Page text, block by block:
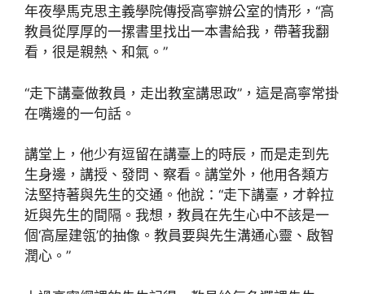
年夜學馬克思主義學院傳授高寧辦公室的情形，“高
教員從厚厚的一摞書里找出一本書給我，帶著我翻
看，很是親熱、和氣。”
“走下講臺做教員，走出教室講思政”，這是高寧常掛
在嘴邊的一句話。
講堂上，他少有逗留在講臺上的時辰，而是走到先
生身邊，講授、發問、察看。講堂外，他用各類方
法堅持著與先生的交通。他說：“走下講臺，才幹拉
近與先生的間隔。我想，教員在先生心中不該是一
個‘高屋建瓴’的抽像。教員要與先生溝通心靈、啟智
潤心。”